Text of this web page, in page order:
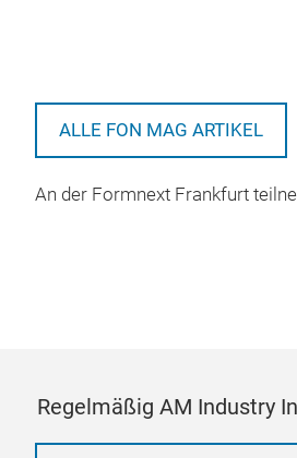
ALLE FON MAG ARTIKEL
An der Formnext Frankfurt
Regelmäßig AM Industry